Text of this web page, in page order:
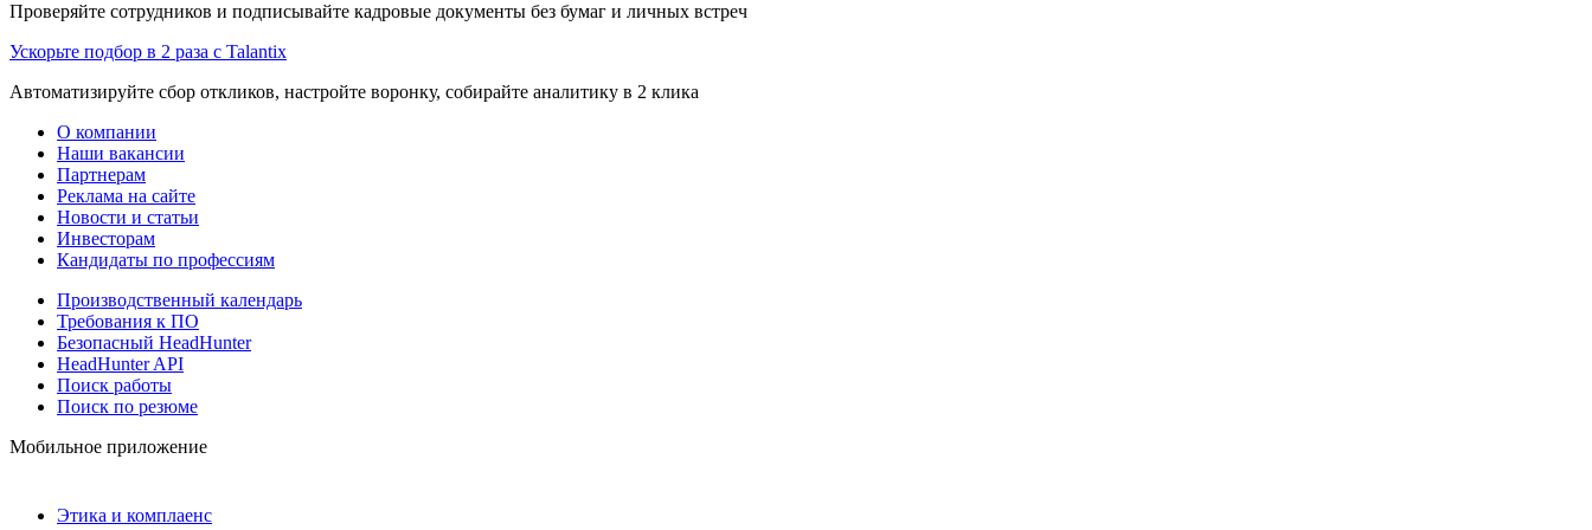
Проверяйте сотрудников и подписывайте кадровые документы без бумаг и личных встреч
Ускорьте подбор в 2 раза с Talantix
Автоматизируйте сбор откликов, настройте воронку, собирайте аналитику в 2 клика
О компании
Наши вакансии
Партнерам
Реклама на сайте
Новости и статьи
Инвесторам
Кандидаты по профессиям
Производственный календарь
Требования к ПО
Безопасный HeadHunter
HeadHunter API
Поиск работы
Поиск по резюме
Мобильное приложение
Этика и комплаенс